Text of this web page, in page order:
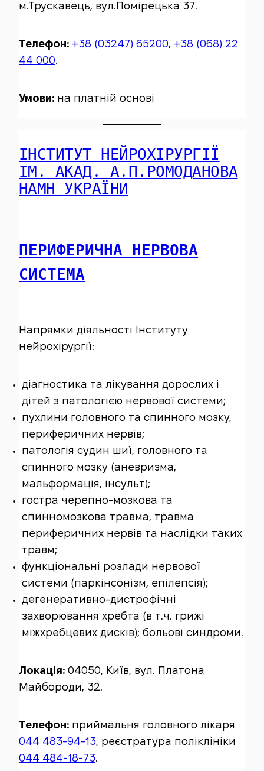
м.Трускавець, вул.Помірецька 37.
Телефон: +38 (03247) 65200, +38 (068) 22
44 000.
Умови: на платній основі
ІНСТИТУТ НЕЙРОХІРУРГІЇ
ІМ. АКАД. А.П.РОМОДАНОВА
НАМН УКРАЇНИ
ПЕРИФЕРИЧНА НЕРВОВА
СИСТЕМА
Напрямки діяльності Інституту
нейрохірургії:
діагностика та лікування дорослих і
дітей з патологією нервової системи;
пухлини головного та спинного мозку,
периферичних нервів;
патологія судин шиї, головного та
спинного мозку (аневризма,
мальформація, інсульт);
гостра черепно-мозкова та
спинномозкова травма, травма
периферичних нервів та наслідки таких
травм;
функціональні розлади нервової
системи (паркінсонізм, епілепсія);
дегенеративно-дистрофічні
захворювання хребта (в т.ч. грижі
міжхребцевих дисків); больові синдроми.
Локація: 04050, Київ, вул. Платона
Майбороди, 32.
Телефон: приймальня головного лікаря
044 483-94-13, реєстратура поліклініки
044 484-18-73.